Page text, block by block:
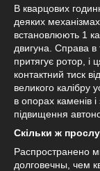
В кварцових
деяких
встановлюють 1
двигуна. Справа в
притягує ротор,
контактний тиск
великого калібру
в опорах каменів
підвищення
Скільки ж
Распространено
долговечны, чем